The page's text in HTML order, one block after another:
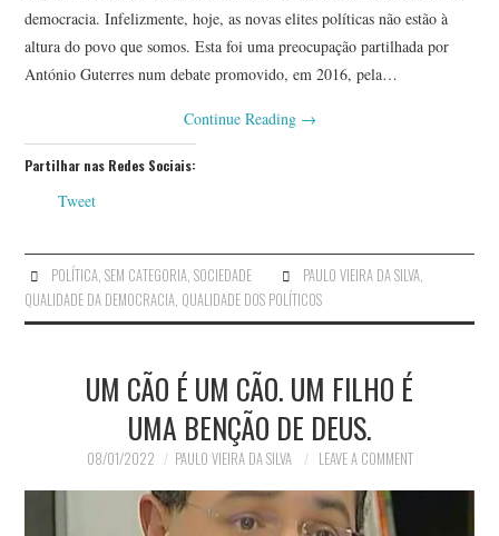
democracia. Infelizmente, hoje, as novas elites políticas não estão à
altura do povo que somos. Esta foi uma preocupação partilhada por
António Guterres num debate promovido, em 2016, pela…
Continue Reading →
Partilhar nas Redes Sociais:
Tweet
POLÍTICA, SEM CATEGORIA, SOCIEDADE PAULO VIEIRA DA SILVA,
QUALIDADE DA DEMOCRACIA, QUALIDADE DOS POLÍTICOS
UM CÃO É UM CÃO. UM FILHO É
UMA BENÇÃO DE DEUS.
08/01/2022 PAULO VIEIRA DA SILVA LEAVE A COMMENT